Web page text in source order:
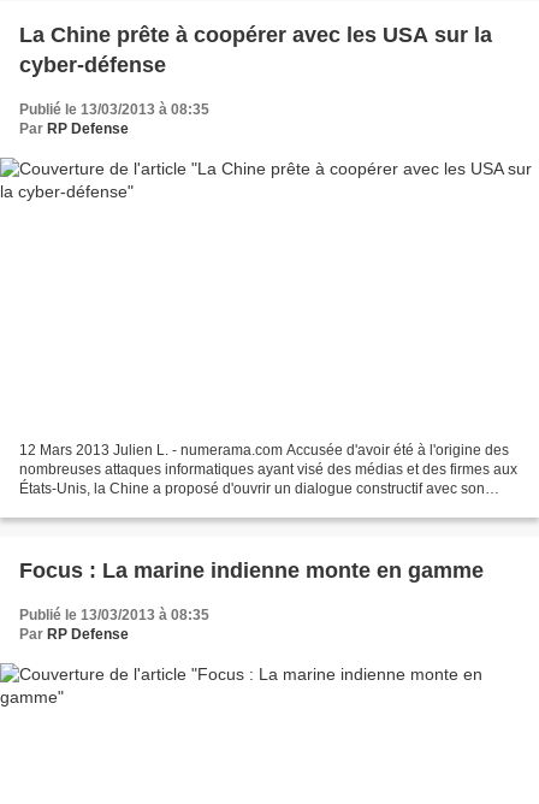
La Chine prête à coopérer avec les USA sur la
cyber-défense
Publié le 13/03/2013 à 08:35
Par RP Defense
12 Mars 2013 Julien L. - numerama.com Accusée d'avoir été à l'origine des
nombreuses attaques informatiques ayant visé des médias et des firmes aux
États-Unis, la Chine a proposé d'ouvrir un dialogue constructif avec son
Focus : La marine indienne monte en gamme
Publié le 13/03/2013 à 08:35
Par RP Defense